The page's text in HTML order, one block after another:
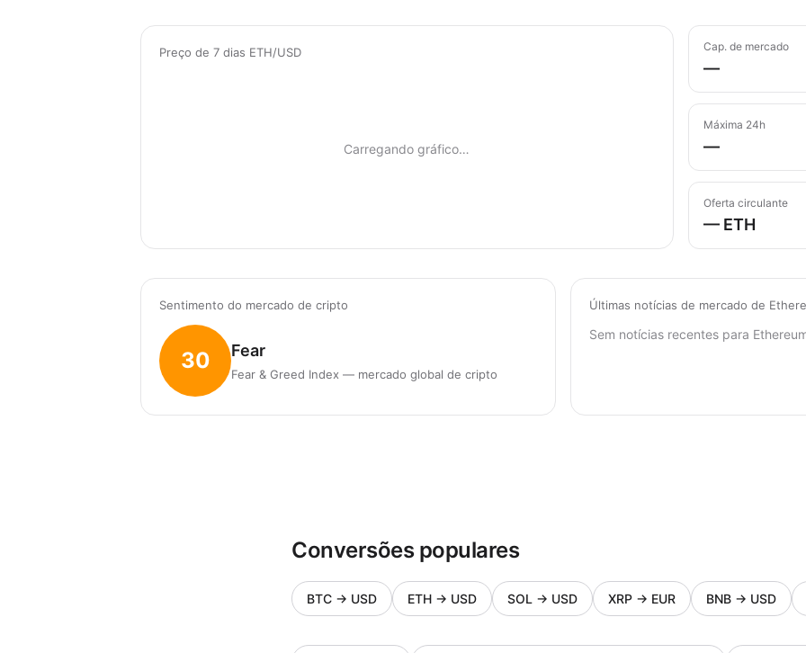
Preço de 7 dias ETH/USD
Carregando gráfico…
Cap. de mercado
—
Máxima 24h
—
Oferta circulante
— ETH
Sentimento do mercado de cripto
30 Fear
Fear & Greed Index — mercado global de cripto
Últimas notícias de mercado de
Sem notícias recentes para
Conversões populares
BTC → USD ETH → USD SOL → USD XRP → EUR BNB → USD